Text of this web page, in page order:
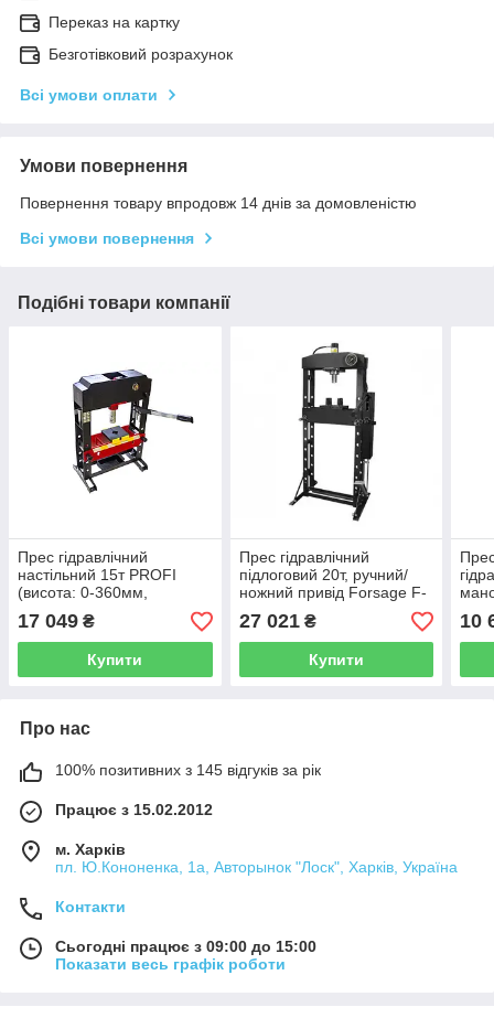
Переказ на картку
Безготівковий розрахунок
Всі умови оплати
Умови повернення
Повернення товару впродовж 14 днів за домовленістю
Всі умови повернення
Подібні товари компанії
Прес гідравлічний
настільний 15т PROFI
(висота: 0-360мм,
ширина: 440мм, стіл:
160х440мм) Forsage F-
TY20022 (код 48741)
17 049 ₴
Купити
Прес гідравлічний
підлоговий 20т, ручний/
ножний привід Forsage F-
TY20030 (код 47895)
27 021₴
Купити
1
10
Про нас
100% позитивних з 145 відгуків за рік
Працює з 15.02.2012
м. Харків
пл. Ю.Кононенка, 1а, Авторынок "Лоск", Харків, Україна
Контакти
Сьогодні працює з 09:00 до 15:00
Показати весь графік роботи